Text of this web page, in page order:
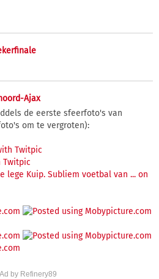
Ajax
de eerste sfeerfoto's van
om te vergroten):
by Refinery89